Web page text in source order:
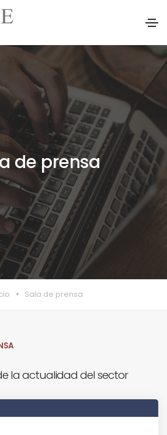
de prensa
Sala de prensa
la actualidad del sector